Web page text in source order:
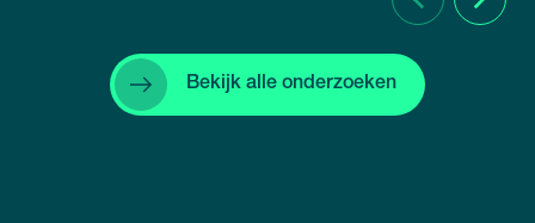
Vorige
Bekijk alle onderzoeken